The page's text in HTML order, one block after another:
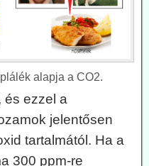
alapja a CO2.
és ezzel a
jelentősen
tartalmától. Ha a
300 ppm-re